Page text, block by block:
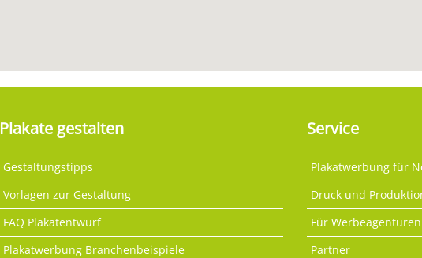
Plakate gestalten
Gestaltungstipps
Vorlagen zur Gestaltung
FAQ Plakatentwurf
Plakatwerbung Branchenbeispiele
Service
Plakatwerbung für
Druck und
Für Werbeagenturen
Partner